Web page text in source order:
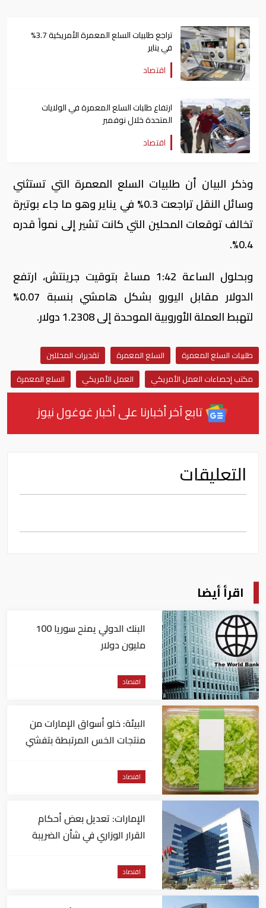
تراجع طلبيات السلع المعمرة الأمريكية 3.7%
في يناير
اقتصاد
ارتفاع طلبات السلع المعمرة في الولايات
المتحدة خلال نوفمبر
اقتصاد
وذكر البيان أن طلبيات السلع المعمرة التي تستثني
وسائل النقل تراجعت 0.3% في يناير وهو ما جاء بوتيرة
تخالف توقعات المحلين التي كانت تشير إلى نمواً قدره
0.4%.
وبحلول الساعة 1:42 مساءً بتوقيت جرينتش، ارتفع
الدولار مقابل اليورو بشكل هامشي بنسبة 0.07%
لتهبط العملة الأوروبية الموحدة إلى 1.2308 دولار.
طلبيات السلع المعمرة السلع المعمرة
تقديرات المحللين
مكتب إحصاءات العمل الأمريكي
العمل الأمريكي السلع المعمرة
تابع آخر أخبارنا على أخبار غوغول نيوز
التعليقات
اقرأ أيضا
البنك الدولي يمنح سوريا 100
مليون دولار
اقتصاد
البيئة: خلو أسواق الإمارات من
منتجات الخس المرتبطة بتفشي
اقتصاد
الإمارات: تعديل بعض أحكام
القرار الوزاري في شأن الضريبة
اقتصاد